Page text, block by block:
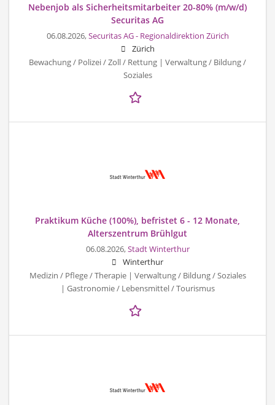
Nebenjob als Sicherheitsmitarbeiter 20-80% (m/w/d)
Securitas AG
06.08.2026,Securitas AG - Regionaldirektion Zürich
Zürich
Bewachung / Polizei / Zoll / Rettung | Verwaltung / Bildung /
Soziales
Praktikum Küche (100%), befristet 6 - 12 Monate,
Alterszentrum Brühlgut
06.08.2026,Stadt Winterthur
Winterthur
Medizin / Pflege / Therapie | Verwaltung / Bildung / Soziales
| Gastronomie / Lebensmittel / Tourismus